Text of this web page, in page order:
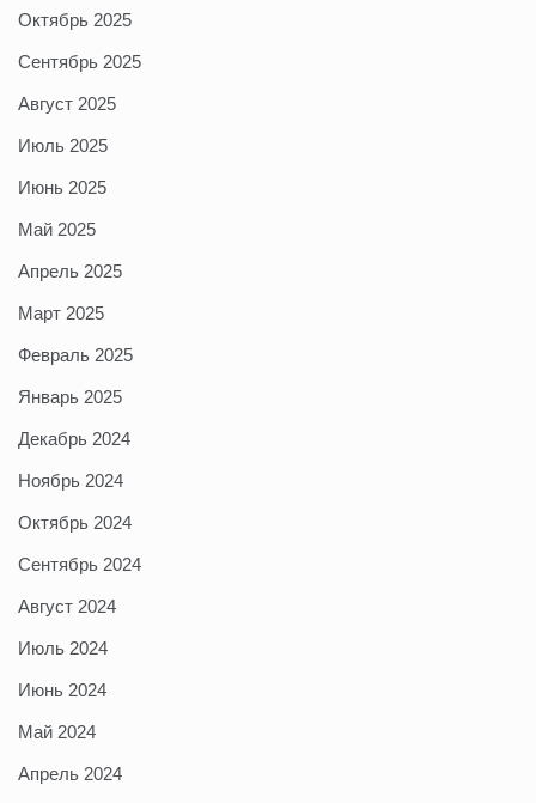
Октябрь 2025
Сентябрь 2025
Август 2025
Июль 2025
Июнь 2025
Май 2025
Апрель 2025
Март 2025
Февраль 2025
Январь 2025
Декабрь 2024
Ноябрь 2024
Октябрь 2024
Сентябрь 2024
Август 2024
Июль 2024
Июнь 2024
Май 2024
Апрель 2024